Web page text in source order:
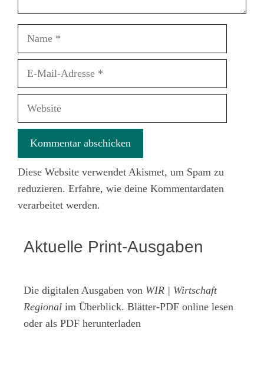
Name
Website
Diese Website verwendet Akismet, um Spam zu
reduzieren. Erfahre, wie deine Kommentardaten
verarbeitet werden.
Aktuelle Print-Ausgaben
Die digitalen Ausgaben von WIR | Wirtschaft
Regional im Überblick. Blätter-PDF online lesen
oder als PDF herunterladen